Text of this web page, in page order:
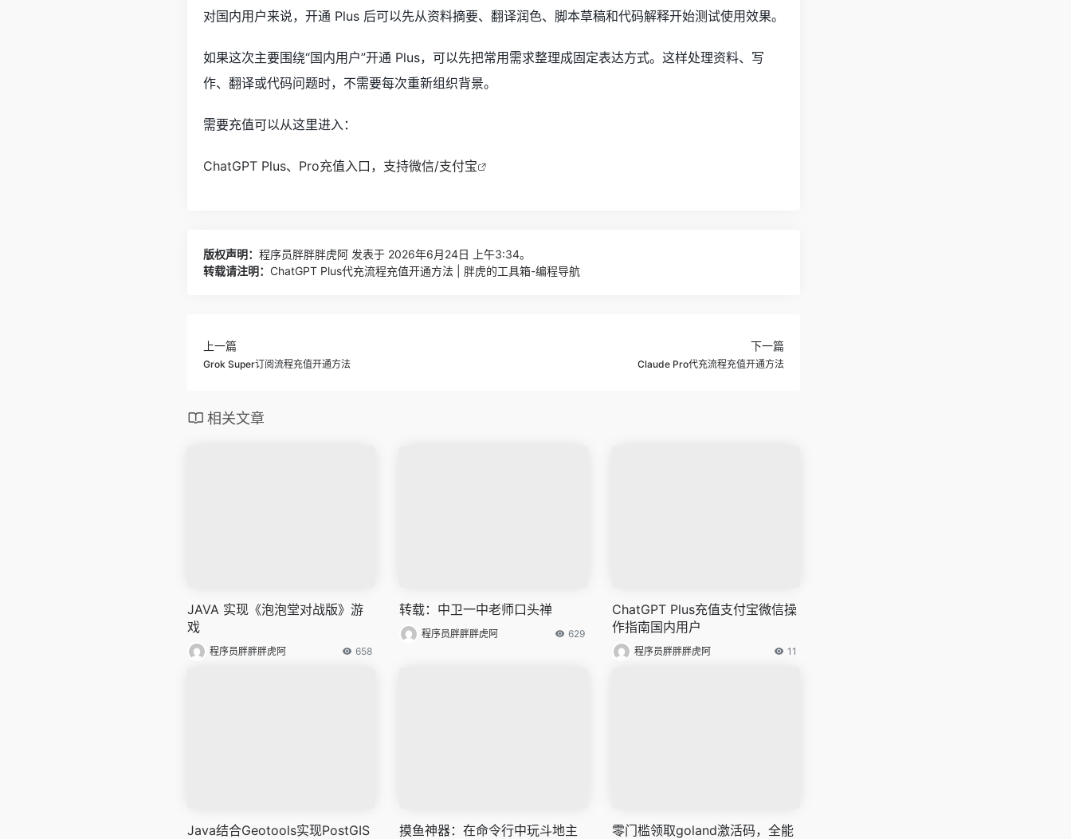
对国内用户来说，开通 Plus 后可以先从资料摘要、翻译润色、脚本草稿和代码解释开始测试使用效果。
如果这次主要围绕“国内用户”开通 Plus，可以先把常用需求整理成固定表达方式。这样处理资料、写
作、翻译或代码问题时，不需要每次重新组织背景。
需要充值可以从这里进入：
ChatGPT Plus、Pro充值入口，支持微信/支付宝
版权声明： 程序员胖胖胖虎阿 发表于 2026年6月24日 上午3:34。
转载请注明： ChatGPT Plus代充流程充值开通方法 | 胖虎的工具箱-编程导航
上一篇
Grok Super订阅流程充值开通方法
下一篇
Claude Pro代充流程充值开通方法
相关文章
JAVA 实现《泡泡堂对战版》游
戏
程序员胖胖胖虎阿 658
转载：中卫一中老师口头禅
程序员胖胖胖虎阿 629
ChatGPT Plus充值支付宝微信操
作指南国内用户
程序员胖胖胖虎阿 11
Java结合Geotools实现PostGIS 摸鱼神器：在命令行中玩斗地主 零门槛领取goland激活码，全能